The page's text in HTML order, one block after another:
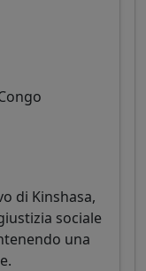
di Kinshasa,
sociale
una